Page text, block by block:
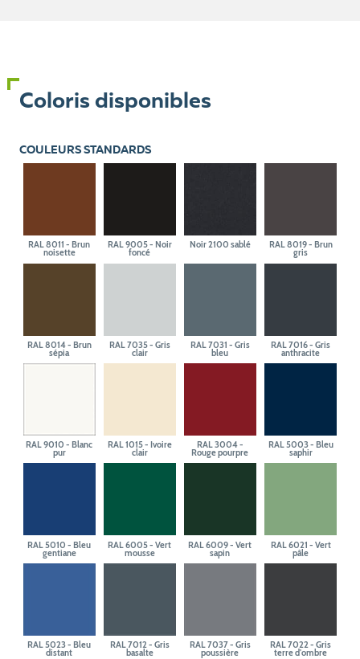
Coloris disponibles
COULEURS STANDARDS
RAL 8011 - Brun
noisette
RAL 9005 - Noir
foncé
Noir 2100 sablé RAL 8019 - Brun
gris
RAL 8014 - Brun
sépia
RAL 7035 - Gris
clair
RAL 7031 - Gris
bleu
RAL 7016 - Gris
anthracite
RAL 9010 - Blanc
pur
RAL 1015 - Ivoire
clair
RAL 3004 -
Rouge pourpre
RAL 5003 - Bleu
saphir
RAL 5010 - Bleu
gentiane
RAL 6005 - Vert
mousse
RAL 6009 - Vert
sapin
RAL 6021 - Vert
pâle
RAL 5023 - Bleu
distant
RAL 7012 - Gris
basalte
RAL 7037 - Gris
poussière
RAL 7022 - Gris
terre d'ombre